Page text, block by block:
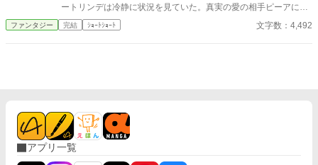
ートリンデは冷静に状況を見ていた。真実の愛の相手ピーアに警
告することもなく、ランベルトに諫言もしない。だが、ディート
リンデは将来の王太子妃としてランベルトに問いかけた。「彼女
ファンタジー 完結 ｼｮｰﾄｼｮｰﾄ 文字数：4,492
アプリ一覧